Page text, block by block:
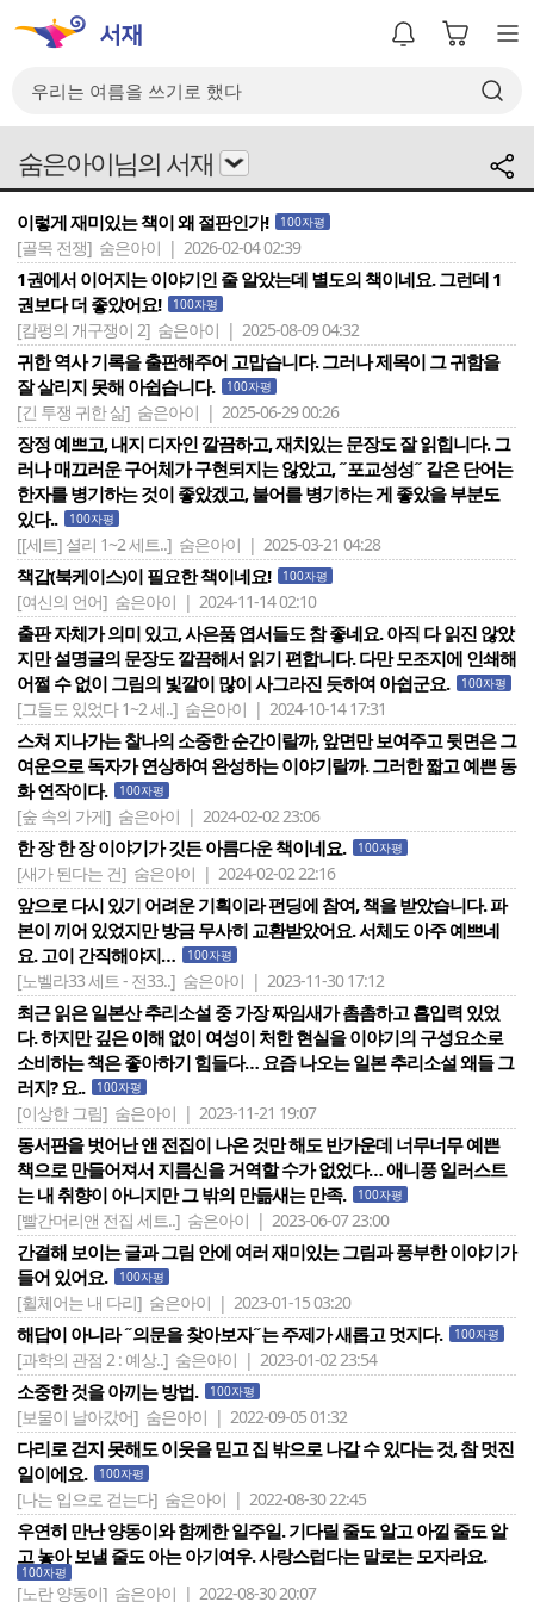
숨은아이님의 서재
이렇게 재미있는 책이 왜 절판인가! 100자평
[골목 전쟁] 숨은아이 | 2026-02-04 02:39
1권에서 이어지는 이야기인 줄 알았는데 별도의 책이네요. 그런데 1
권보다 더 좋았어요!
100자평
[캄펑의 개구쟁이 2] 숨은아이 | 2025-08-09 04:32
귀한 역사 기록을 출판해주어 고맙습니다. 그러나 제목이 그 귀함을
잘 살리지 못해 아쉽습니다.
100자평
[긴 투쟁 귀한 삶] 숨은아이 | 2025-06-29 00:26
장정 예쁘고, 내지 디자인 깔끔하고, 재치있는 문장도 잘 읽힙니다. 그
러나 매끄러운 구어체가 구현되지는 않았고, ˝포교성성˝ 같은 단어는
한자를 병기하는 것이 좋았겠고, 불어를 병기하는 게 좋았을 부분도
있다..
100자평
[[세트] 셜리 1~2 세트..] 숨은아이 | 2025-03-21 04:28
책갑(북케이스)이 필요한 책이네요! 100자평
[여신의 언어] 숨은아이 | 2024-11-14 02:10
출판 자체가 의미 있고, 사은품 엽서들도 참 좋네요. 아직 다 읽진 않았
지만 설명글의 문장도 깔끔해서 읽기 편합니다. 다만 모조지에 인쇄해
어쩔 수 없이 그림의 빛깔이 많이 사그라진 듯하여 아쉽군요.
100자평
[그들도 있었다 1~2 세..] 숨은아이 | 2024-10-14 17:31
스쳐 지나가는 찰나의 소중한 순간이랄까, 앞면만 보여주고 뒷면은 그
여운으로 독자가 연상하여 완성하는 이야기랄까. 그러한 짧고 예쁜 동
화 연작이다.
100자평
[숲 속의 가게] 숨은아이 | 2024-02-02 23:06
한 장 한 장 이야기가 깃든 아름다운 책이네요. 100자평
[새가 된다는 건] 숨은아이 | 2024-02-02 22:16
앞으로 다시 있기 어려운 기획이라 펀딩에 참여, 책을 받았습니다. 파
본이 끼어 있었지만 방금 무사히 교환받았어요. 서체도 아주 예쁘네
요. 고이 간직해야지…
100자평
[노벨라33 세트 - 전33..] 숨은아이 | 2023-11-30 17:12
최근 읽은 일본산 추리소설 중 가장 짜임새가 촘촘하고 흡입력 있었
다. 하지만 깊은 이해 없이 여성이 처한 현실을 이야기의 구성요소로
소비하는 책은 좋아하기 힘들다… 요즘 나오는 일본 추리소설 왜들 그
러지? 요..
100자평
[이상한 그림] 숨은아이 | 2023-11-21 19:07
동서판을 벗어난 앤 전집이 나온 것만 해도 반가운데 너무너무 예쁜
책으로 만들어져서 지름신을 거역할 수가 없었다… 애니풍 일러스트
는 내 취향이 아니지만 그 밖의 만듦새는 만족.
100자평
[빨간머리앤 전집 세트..] 숨은아이 | 2023-06-07 23:00
간결해 보이는 글과 그림 안에 여러 재미있는 그림과 풍부한 이야기가
들어 있어요.
100자평
[휠체어는 내 다리] 숨은아이 | 2023-01-15 03:20
해답이 아니라 ˝의문을 찾아보자˝는 주제가 새롭고 멋지다. 100자평
[과학의 관점 2 : 예상..] 숨은아이 | 2023-01-02 23:54
소중한 것을 아끼는 방법. 100자평
[보물이 날아갔어] 숨은아이 | 2022-09-05 01:32
다리로 걷지 못해도 이웃을 믿고 집 밖으로 나갈 수 있다는 것, 참 멋진
일이에요.
100자평
[나는 입으로 걷는다] 숨은아이 | 2022-08-30 22:45
우연히 만난 양동이와 함께한 일주일. 기다릴 줄도 알고 아낄 줄도 알
고 놓아 보낼 줄도 아는 아기여우. 사랑스럽다는 말로는 모자라요.
100자평
[노란 양동이] 숨은아이 | 2022-08-30 20:07